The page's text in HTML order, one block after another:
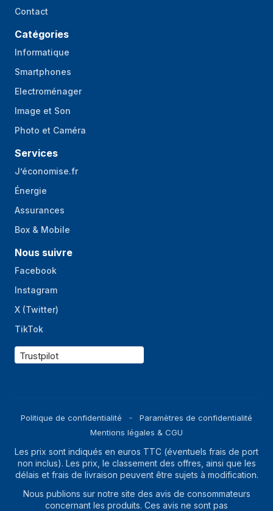
Contact
Catégories
Informatique
Smartphones
Electroménager
Image et Son
Photo et Caméra
Services
J’économise.fr
Énergie
Assurances
Box & Mobile
Nous suivre
Facebook
Instagram
X (Twitter)
TikTok
Trustpilot
Politique de confidentialité
Paramètres de confidentialité
Mentions légales & CGU
Les prix sont indiqués en euros TTC (éventuels frais de port
non inclus). Les prix, le classement des offres, ainsi que les
délais et frais de livraison peuvent être sujets à modification.
Nous publions sur notre site des avis de consommateurs
concernant les produits. Ces avis ne sont pas